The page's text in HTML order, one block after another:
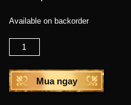
Available on backorder
Số lượng
Mua ngay